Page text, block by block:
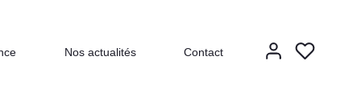
Nos actualités Contact